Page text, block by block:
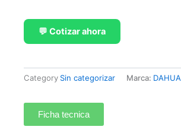
💬 Cotizar ahora
Category Sin categorizar Marca: DAHUA
Ficha tecnica